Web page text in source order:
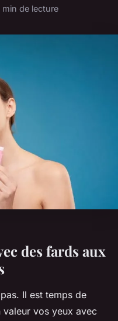
min de lecture
des fards aux
Il est temps de
vos yeux avec